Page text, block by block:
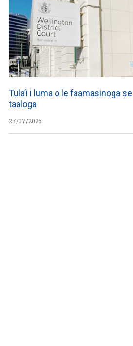
Tula’i i luma o le faamasinoga
taaloga
27/07/2026